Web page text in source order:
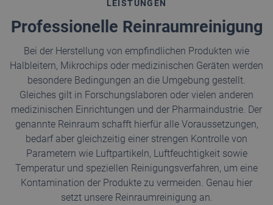
LEISTUNGEN
Professionelle Reinraumreinigung
Bei der Herstellung von empfindlichen Produkten wie
Halbleitern, Mikrochips oder medizinischen Geräten werden
besondere Bedingungen an die Umgebung gestellt.
Gleiches gilt in Forschungslaboren oder vielen anderen
medizinischen Einrichtungen und der Pharmaindustrie. Der
genannte Reinraum schafft hierfür alle Voraussetzungen,
bedarf aber gleichzeitig einer strengen Kontrolle von
Parametern wie Luftpartikeln, Luftfeuchtigkeit sowie
Temperatur und speziellen Reinigungsverfahren, um eine
Kontamination der Produkte zu vermeiden. Genau hier
setzt unsere Reinraumreinigung an.